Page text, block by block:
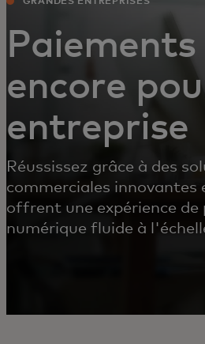
encore
entreprise
Réussissez grâce à des
commerciales innovantes
offrent une expérience de
numérique fluide à